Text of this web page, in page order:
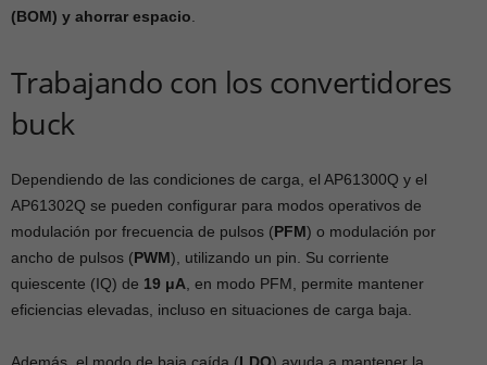
(BOM) y ahorrar espacio
Trabajando con los convertidores
buck
Dependiendo de las condiciones de carga, el AP61300Q y el
AP61302Q se pueden configurar para modos operativos de
modulación por frecuencia de pulsos (PFM) o modulación por
ancho de pulsos (PWM), utilizando un pin. Su corriente
quiescente (IQ) de 19 μA , en modo PFM, permite mantener
eficiencias elevadas, incluso en situaciones de carga baja.